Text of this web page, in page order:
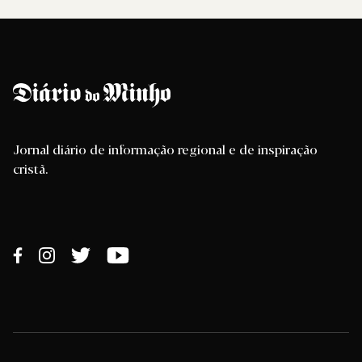
Jornal diário de informação regional e de inspiração
cristã.